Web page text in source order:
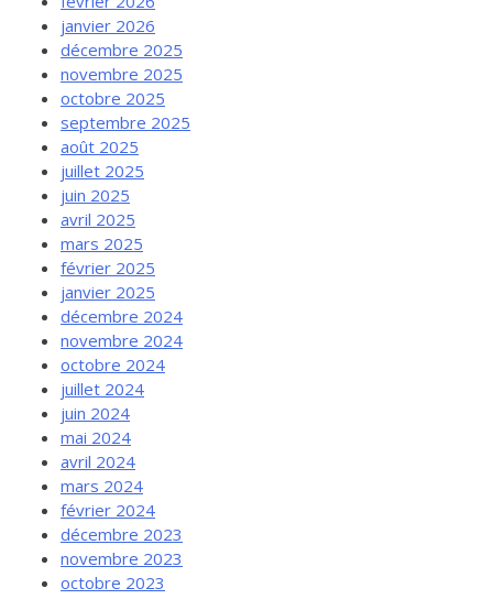
janvier 2026
décembre 2025
novembre 2025
octobre 2025
septembre 2025
août 2025
juillet 2025
juin 2025
avril 2025
mars 2025
février 2025
janvier 2025
décembre 2024
novembre 2024
octobre 2024
juillet 2024
juin 2024
mai 2024
avril 2024
mars 2024
février 2024
décembre 2023
novembre 2023
octobre 2023